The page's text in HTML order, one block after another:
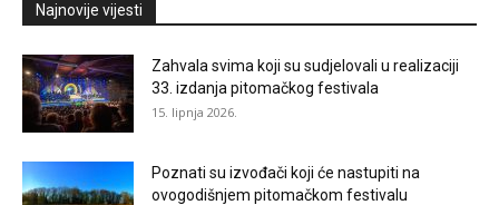
Najnovije vijesti
Zahvala svima koji su sudjelovali u realizaciji
33. izdanja pitomačkog festivala
15. lipnja 2026.
Poznati su izvođači koji će nastupiti na
ovogodišnjem pitomačkom festivalu